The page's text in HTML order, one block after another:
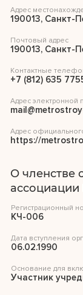
Адрес
190013, Санкт-
Почтовый адрес
190013, Санкт-
Контактные
+7 (812) 635
Адрес электронной
Адрес
https://
О членстве
ассоциации
Регистрационный
КЧ-006
Дата вступления
06.02.1990
Основание для
Участник